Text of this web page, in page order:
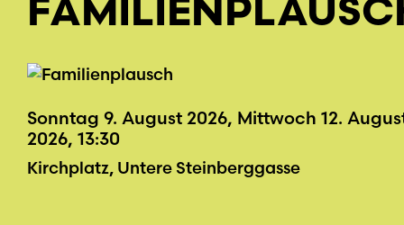
Sonntag 9. August 2026, Mittwoch 12.
2026, 13:30
Kirchplatz, Untere Steinberggasse